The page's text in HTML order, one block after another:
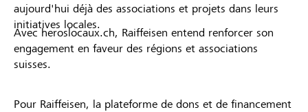
aujourd'hui déjà des associations et projets dans leurs
initiatives locales.
Avec heroslocaux.ch, Raiffeisen entend renforcer son
engagement en faveur des régions et associations
suisses.
Pour Raiffeisen, la plateforme de dons et de financement